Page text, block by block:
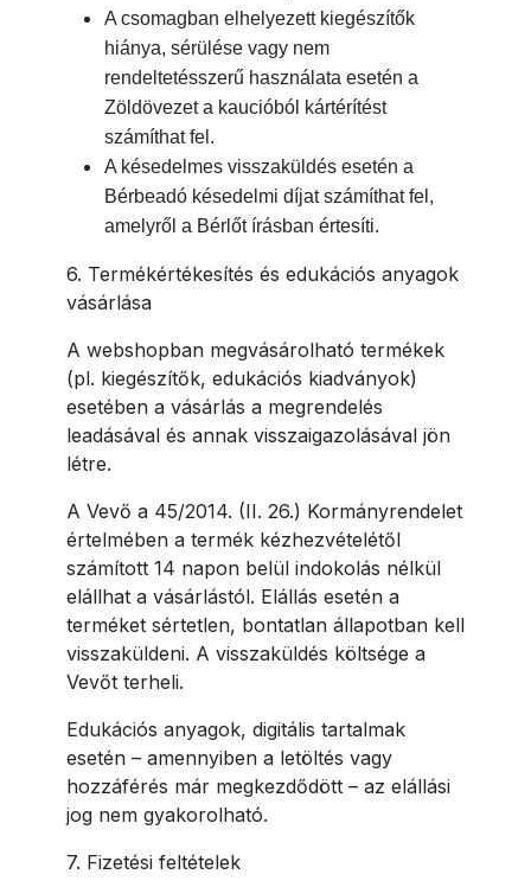
A csomagban elhelyezett kiegészítők
hiánya, sérülése vagy nem
rendeltetésszerű használata esetén a
Zöldövezet a kaucióból kártérítést
számíthat fel.
A késedelmes visszaküldés esetén a
Bérbeadó késedelmi díjat számíthat fel,
amelyről a Bérlőt írásban értesíti.
6. Termékértékesítés és edukációs anyagok
vásárlása
A webshopban megvásárolható termékek
(pl. kiegészítők, edukációs kiadványok)
esetében a vásárlás a megrendelés
leadásával és annak visszaigazolásával jön
létre.
A Vevő a 45/2014. (II. 26.) Kormányrendelet
értelmében a termék kézhezvételétől
számított 14 napon belül indokolás nélkül
elállhat a vásárlástól. Elállás esetén a
terméket sértetlen, bontatlan állapotban kell
visszaküldeni. A visszaküldés költsége a
Vevőt terheli.
Edukációs anyagok, digitális tartalmak
esetén – amennyiben a letöltés vagy
hozzáférés már megkezdődött – az elállási
jog nem gyakorolható.
7. Fizetési feltételek